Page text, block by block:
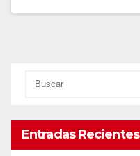
Entradas Recientes